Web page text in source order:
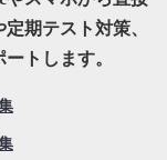
期テスト対策、
トします。